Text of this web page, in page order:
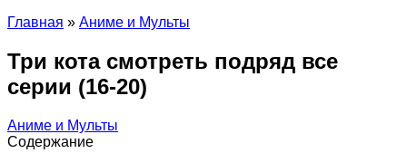
Главная » Аниме и Мульты
Три кота смотреть подряд все
серии (16-20)
Аниме и Мульты
Содержание